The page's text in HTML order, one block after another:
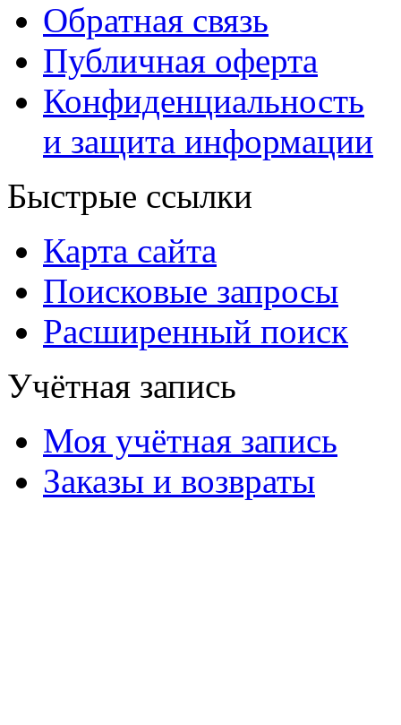
Обратная связь
Публичная оферта
Конфиденциальность
и защита информации
Быстрые ссылки
Карта сайта
Поисковые запросы
Расширенный поиск
Учётная запись
Моя учётная запись
Заказы и возвраты